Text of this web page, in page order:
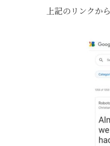
上記のリンクか